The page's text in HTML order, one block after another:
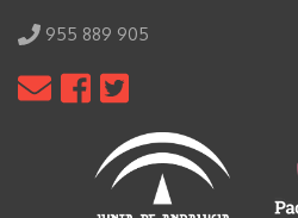
955 889 905